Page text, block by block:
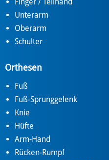
Unterarm
Oberarm
Schulter
Orthesen
Fuß
Fuß-Sprunggelenk
Knie
Hüfte
Arm-Hand
Rücken-Rumpf